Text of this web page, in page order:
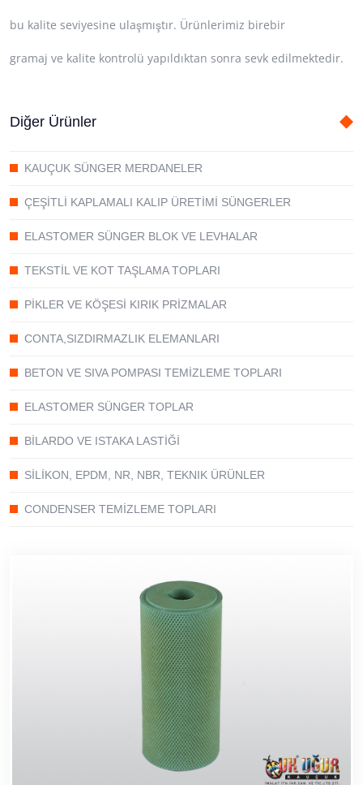
bu kalite seviyesine ulaşmıştır. Ürünlerimiz birebir
gramaj ve kalite kontrolü yapıldıktan sonra sevk edilmektedir.
Diğer Ürünler
KAUÇUK SÜNGER MERDANELER
ÇEŞİTLİ KAPLAMALI KALIP ÜRETİMİ SÜNGERLER
ELASTOMER SÜNGER BLOK VE LEVHALAR
TEKSTİL VE KOT TAŞLAMA TOPLARI
PİKLER VE KÖŞESİ KIRIK PRİZMALAR
CONTA,SIZDIRMAZLIK ELEMANLARI
BETON VE SIVA POMPASI TEMİZLEME TOPLARI
ELASTOMER SÜNGER TOPLAR
BİLARDO VE ISTAKA LASTİĞİ
SİLİKON, EPDM, NR, NBR, TEKNIK ÜRÜNLER
CONDENSER TEMİZLEME TOPLARI